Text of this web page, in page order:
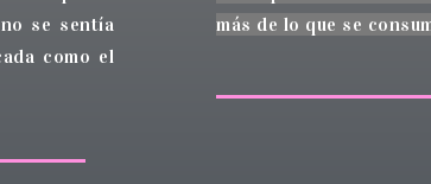
se sentía
como el
más de lo que se